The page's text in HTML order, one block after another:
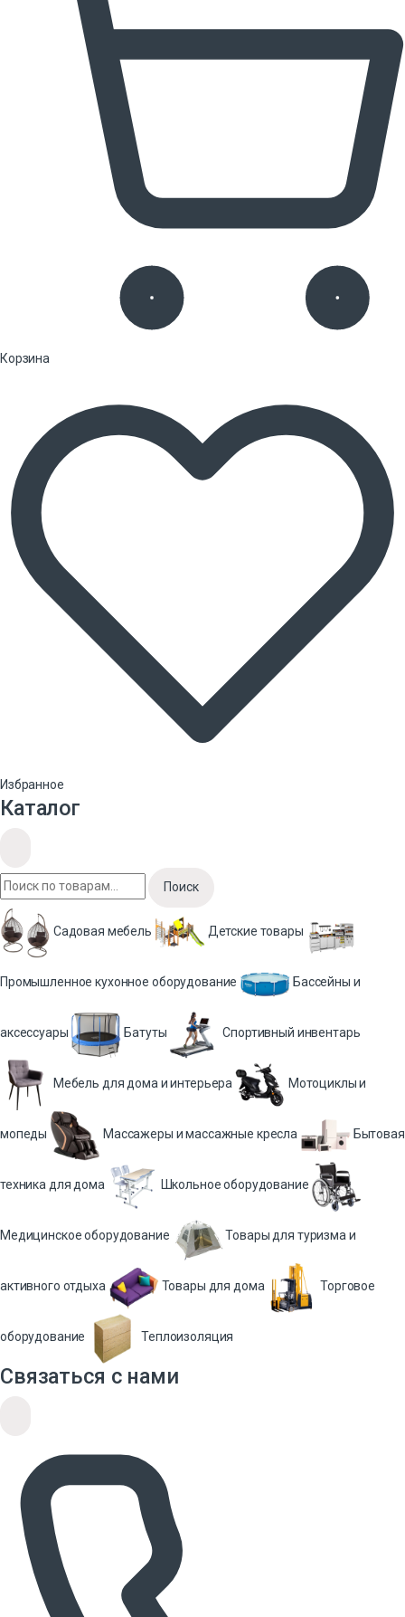
Корзина
Избранное
Каталог
Поиск
Садовая мебель Детские товары
Промышленное кухонное оборудование Бассейны и
аксессуары Батуты Спортивный инвентарь
Мебель для дома и интерьера Мотоциклы и
мопеды Массажеры и массажные кресла Бытовая
техника для дома Школьное оборудование
Медицинское оборудование Товары для туризма и
активного отдыха Товары для дома Торговое
оборудование Теплоизоляция
Связаться с нами